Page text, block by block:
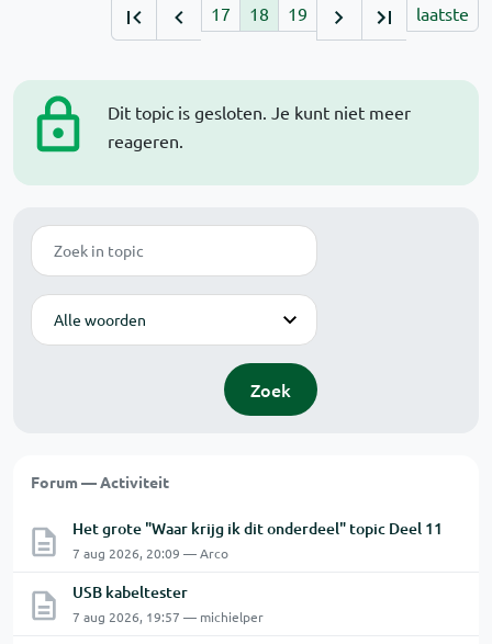
Dit topic is gesloten. Je kunt niet meer
reageren.
Zoek
Modus
Zoek
Forum — Activiteit
Het grote "Waar krijg ik dit onderdeel" topic Deel 11
7 aug 2026, 20:09 — Arco
USB kabeltester
7 aug 2026, 19:57 — michielper
17 18 19 laatste